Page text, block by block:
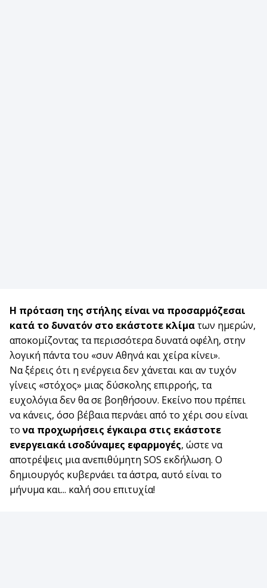
Η πρόταση της στήλης είναι να προσαρμόζεσαι
κατά το δυνατόν στο εκάστοτε κλίματων ημερών,
αποκομίζοντας τα περισσότερα δυνατά οφέλη, στην
λογική πάντα του «συν Αθηνά και χείρα κίνει».
Να ξέρεις ότι η ενέργεια δεν χάνεται και αν τυχόν
γίνεις «στόχος» μιας δύσκολης επιρροής, τα
ευχολόγια δεν θα σε βοηθήσουν. Εκείνο που πρέπει
να κάνεις, όσο βέβαια περνάει από το χέρι σου είναι
τονα προχωρήσεις έγκαιρα στις εκάστοτε
ενεργειακά ισοδύναμες εφαρμογές, ώστε να
αποτρέψεις μια ανεπιθύμητη SOS εκδήλωση. Ο
δημιουργός κυβερνάει τα άστρα, αυτό είναι το
μήνυμα και... καλή σου επιτυχία!